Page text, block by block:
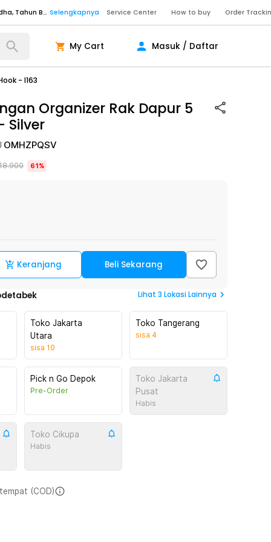
Senin - Sabtu (09:00-20:00), Minggu/Libur Nasional (10:00-18:00), Tutup pada Idul Fitri, Idul Adha, Tahun Baru Selengkapnya
Senin - Jumat (10:00-20:00), Sabtu - Minggu dan Libur Nasional (10:00-18:00), Tutup pada Idul Fitri, Idul Adha, Tahun Baru
Selengkapnya
Service Center How to buy Order
My Cart Masuk / Daftar
- I163
Organizer Rak Dapur 5
Silver
OMHZPQSV
61%
Keranjang Beli Sekarang
Lihat 3 Lokasi Lainnya
Toko Jakarta
Utara
sisa 10
Toko Tangerang
sisa 4
Pick n Go Depok
Pre-Order
Toko Jakarta
Pusat
Habis
Toko Cikupa
Habis
(COD)